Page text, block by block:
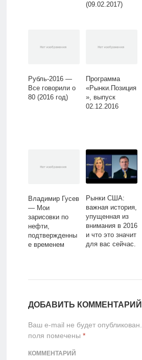
(09.02.2017)
Рубль-2016 —
Все говорили о
80 (2016 год)
Программа
«Рынки.Позиция
», выпуск
02.12.2016
Владимир Гусев
— Мои
зарисовки по
нефти,
подтвержденны
е временем
Рынки США:
важная история,
упущенная из
внимания в 2016
и что это значит
для вас сейчас.
ДОБАВИТЬ КОММЕНТАРИЙ
Ваш e-mail не будет опубликован.
поля помечены *
КОММЕНТАРИЙ